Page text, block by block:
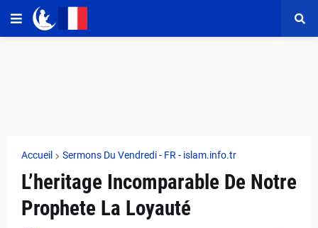
Accueil Sermons Du Vendredi - FR - islam.info.tr
L’heritage Incomparable De Notre
Prophete La Loyauté